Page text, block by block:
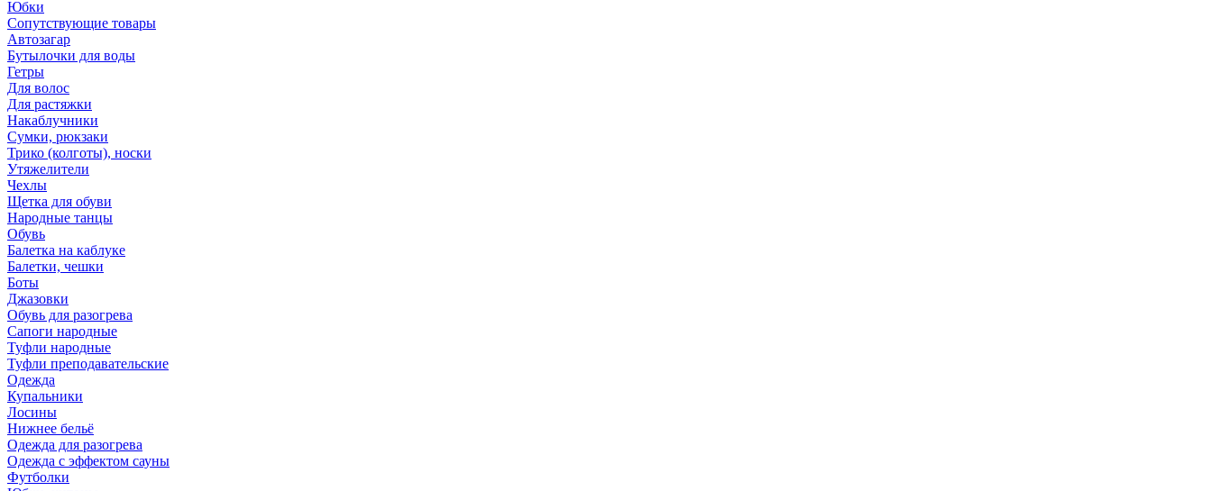
Юбки
Сопутствующие товары
Автозагар
Бутылочки для воды
Гетры
Для волос
Для растяжки
Накаблучники
Сумки, рюкзаки
Трико (колготы), носки
Утяжелители
Чехлы
Щетка для обуви
Народные танцы
Обувь
Балетка на каблуке
Балетки, чешки
Боты
Джазовки
Обувь для разогрева
Сапоги народные
Туфли народные
Туфли преподавательские
Одежда
Купальники
Лосины
Нижнее бельё
Одежда для разогрева
Одежда с эффектом сауны
Футболки